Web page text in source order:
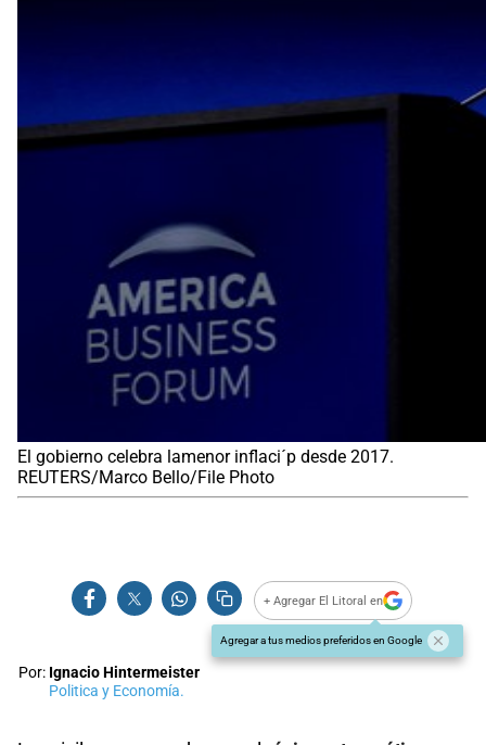
El gobierno celebra lamenor inflaci´p desde 2017.
REUTERS/Marco Bello/File Photo
+ Agregar El Litoral en
Agregar a tus medios preferidos en Google
Por: Ignacio Hintermeister
Politica y Economía.